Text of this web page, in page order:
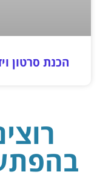
הכנת סרטון